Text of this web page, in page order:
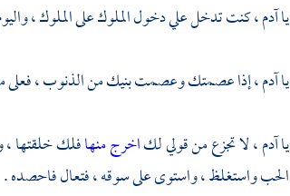
ياآدم ،كنت تدخل علي دخول الملوك على الملوك ،
ياآدم ،إذا عصمتك وعصمت بنيك من الذنوب ، فعلى
ياآدم ،لا تجزع من قولي لكاخرج منهافلك خلقتها ،
الحب واستغلظ ، واستوى على سوقه ، فتعال فاحصده .